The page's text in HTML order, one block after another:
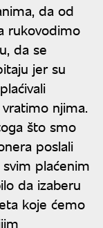
da od
rukovodimo
da se
jer su
njima.
što smo
poslali
plaćenim
da izaberu
koje ćemo